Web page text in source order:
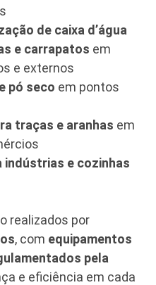
de caixa d’água
e carrapatos em
e externos
pó seco em pontos
traças e aranhas em
indústrias e cozinhas
realizados por
, com equipamentos
pela
e eficiência em cada